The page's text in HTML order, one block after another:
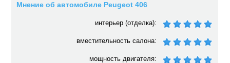
Мнение об автомобиле Peugeot 406
интерьер (отделка):
вместительность салона:
мощность двигателя: